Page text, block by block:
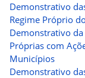
Demonstrativo
Regime Próprio
Demonstrativo da
Próprias com
Municípios
Demonstrativo